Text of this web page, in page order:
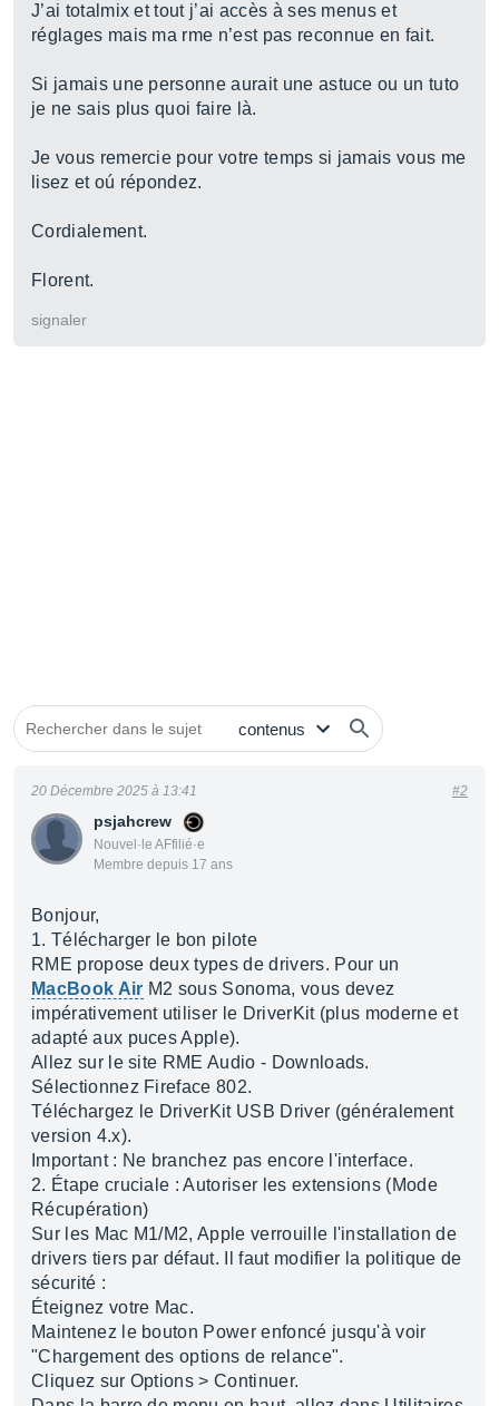
J’ai totalmix et tout j’ai accès à ses menus et
réglages mais ma rme n’est pas reconnue en fait.
Si jamais une personne aurait une astuce ou un tuto
je ne sais plus quoi faire là.
Je vous remercie pour votre temps si jamais vous me
lisez et oú répondez.
Cordialement.
Florent.
signaler
psjahcrew
Nouvel·le AFfilié·e
Membre depuis 17 ans
20 Décembre 2025 à 13:41 #2
Bonjour,
1. Télécharger le bon pilote
RME propose deux types de drivers. Pour un
MacBook Air M2 sous Sonoma, vous devez
impérativement utiliser le DriverKit (plus moderne et
adapté aux puces Apple).
Allez sur le site RME Audio - Downloads.
Sélectionnez Fireface 802.
Téléchargez le DriverKit USB Driver (généralement
version 4.x).
Important : Ne branchez pas encore l'interface.
2. Étape cruciale : Autoriser les extensions (Mode
Récupération)
Sur les Mac M1/M2, Apple verrouille l'installation de
drivers tiers par défaut. Il faut modifier la politique de
sécurité :
Éteignez votre Mac.
Maintenez le bouton Power enfoncé jusqu'à voir
"Chargement des options de relance".
Cliquez sur Options > Continuer.